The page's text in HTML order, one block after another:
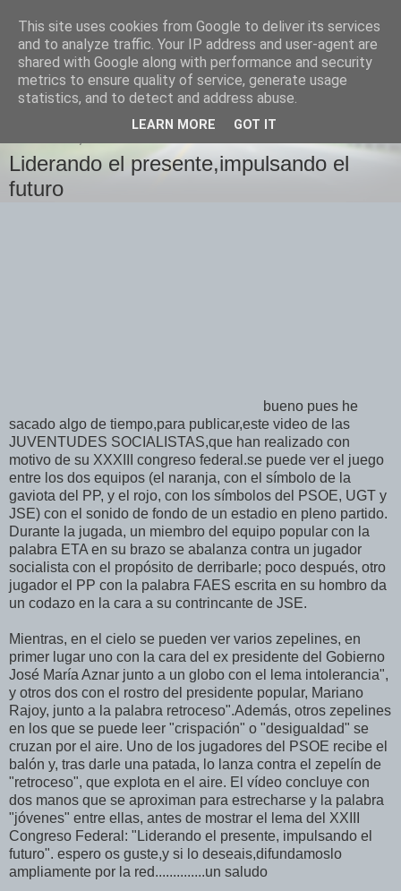
Izquierda Plural
Desde Cuenca para el mundo
Liderando el presente,impulsando el
futuro
bueno pues he
sacado algo de tiempo,para publicar,este video de las
JUVENTUDES SOCIALISTAS,que han realizado con
motivo de su XXXIII congreso federal.se puede ver el juego
entre los dos equipos (el naranja, con el símbolo de la
gaviota del PP, y el rojo, con los símbolos del PSOE, UGT y
JSE) con el sonido de fondo de un estadio en pleno partido.
Durante la jugada, un miembro del equipo popular con la
palabra ETA en su brazo se abalanza contra un jugador
socialista con el propósito de derribarle; poco después, otro
jugador el PP con la palabra FAES escrita en su hombro da
un codazo en la cara a su contrincante de JSE.
Mientras, en el cielo se pueden ver varios zepelines, en
primer lugar uno con la cara del ex presidente del Gobierno
José María Aznar junto a un globo con el lema intolerancia",
y otros dos con el rostro del presidente popular, Mariano
Rajoy, junto a la palabra retroceso".Además, otros zepelines
en los que se puede leer "crispación" o "desigualdad" se
cruzan por el aire. Uno de los jugadores del PSOE recibe el
balón y, tras darle una patada, lo lanza contra el zepelín de
"retroceso", que explota en el aire. El vídeo concluye con
dos manos que se aproximan para estrecharse y la palabra
"jóvenes" entre ellas, antes de mostrar el lema del XXIII
Congreso Federal: "Liderando el presente, impulsando el
futuro". espero os guste,y si lo deseais,difundamoslo
ampliamente por la red..............un saludo
This site uses cookies from Google to deliver its services
and to analyze traffic. Your IP address and user-agent are
shared with Google along with performance and security
metrics to ensure quality of service, generate usage
statistics, and to detect and address abuse.
LEARN MORE GOT IT